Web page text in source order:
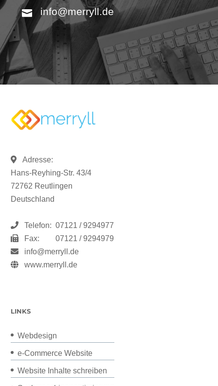
info@merryll.de
Adresse:
Hans-Reyhing-Str. 43/4
72762 Reutlingen
Deutschland
Telefon: 07121 / 9294977
Fax:
07121 / 9294979
info@merryll.de
www.merryll.de
LINKS
Webdesign
e-Commerce Website
Website Inhalte schreiben